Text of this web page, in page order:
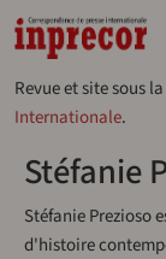
Aller au contenu
Revue et site sous
Internationale.
Stéfanie
Stéfanie Prezioso
d'histoire